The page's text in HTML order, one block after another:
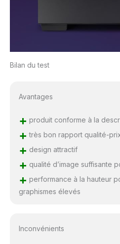
Bilan du test
Avantages
+ produit conforme à la
+ très bon rapport qualité-
+ design attractif
+ qualité d’image suffisante
+ performance à la hauteur
graphismes élevés
Inconvénients